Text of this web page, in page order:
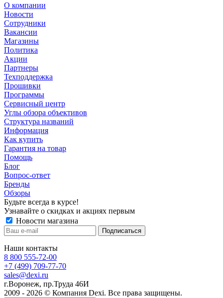
О компании
Новости
Сотрудники
Вакансии
Магазины
Политика
Акции
Партнеры
Техподдержка
Прошивки
Программы
Сервисный центр
Углы обзора объективов
Структура названий
Информация
Как купить
Гарантия на товар
Помощь
Блог
Вопрос-ответ
Бренды
Обзоры
Будьте всегда в курсе!
Узнавайте о скидках и акциях первым
Новости магазина
Наши контакты
8 800 555-72-00
+7 (499) 709-77-70
sales@dexi.ru
г.Воронеж, пр.Труда 46И
2009 - 2026 © Компания Dexi. Все права защищены.